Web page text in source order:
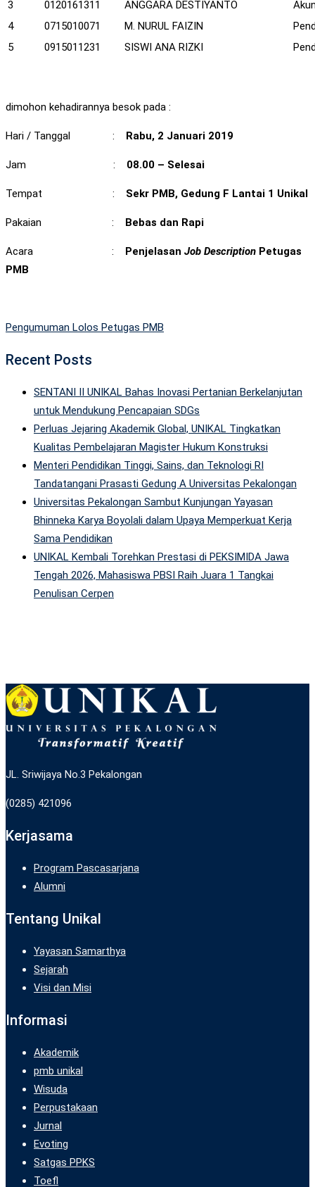
3
0120161311 ANGGARA DESTIYANTO
4
0715010071 M. NURUL FAIZIN
5
0915011231 SISWI ANA RIZKI
dimohon kehadirannya besok pada :
Hari / Tanggal : Rabu, 2 Januari 2019
Jam : 08.00 – Selesai
Tempat : Sekr PMB, Gedung F Lantai 1 Unikal
Pakaian : Bebas dan Rapi
Acara : Penjelasan Job Description Petugas
PMB
Pengumuman Lolos Petugas PMB
Recent Posts
SENTANI II UNIKAL Bahas Inovasi Pertanian Berkelanjutan
untuk Mendukung Pencapaian SDGs
Perluas Jejaring Akademik Global, UNIKAL Tingkatkan
Kualitas Pembelajaran Magister Hukum Konstruksi
Menteri Pendidikan Tinggi, Sains, dan Teknologi RI
Tandatangani Prasasti Gedung A Universitas Pekalongan
Universitas Pekalongan Sambut Kunjungan Yayasan
Bhinneka Karya Boyolali dalam Upaya Memperkuat Kerja
Sama Pendidikan
UNIKAL Kembali Torehkan Prestasi di PEKSIMIDA Jawa
Tengah 2026, Mahasiswa PBSI Raih Juara 1 Tangkai
Penulisan Cerpen
JL. Sriwijaya No.3 Pekalongan
(0285) 421096
Kerjasama
Program Pascasarjana
Alumni
Tentang Unikal
Yayasan Samarthya
Sejarah
Visi dan Misi
Informasi
Akademik
pmb unikal
Wisuda
Perpustakaan
Jurnal
Evoting
Satgas PPKS
Toefl